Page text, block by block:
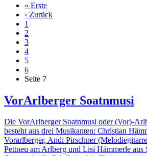
« Erste
‹ Zurück
1
2
3
4
5
6
Seite 7
VorArlberger Soatnmusi
Die VorArlberger Soatnmusi oder (Vor)-
besteht aus drei Musikanten: Christian
Vorarlberger, Andi Pirschner
Pettneu am Arlberg und Lisi Hämmerle aus